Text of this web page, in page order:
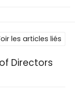
les articles liés
Directors